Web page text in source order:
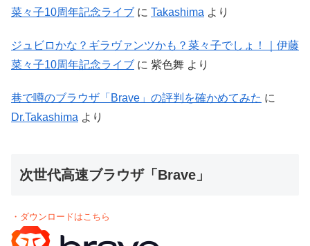
菜々子10周年記念ライブ に Takashima より
ジュビロかな？ギラヴァンツかも？菜々子でしょ！｜伊藤
菜々子10周年記念ライブ に 紫色舞 より
巷で噂のブラウザ「Brave」の評判を確かめてみた に
Dr.Takashima より
次世代高速ブラウザ「Brave」
・ダウンロードはこちら